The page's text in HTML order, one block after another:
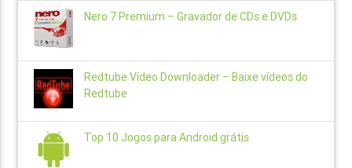
Nero 7 Premium – Gravador de CDs e DVDs
Redtube Vídeo Downloader – Baixe vídeos do
Redtube
Top 10 Jogos para Android grátis